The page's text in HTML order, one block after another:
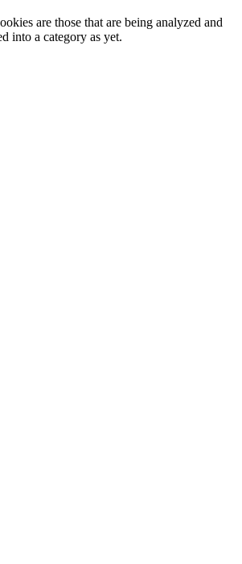
are those that are being analyzed and
into a category as yet.